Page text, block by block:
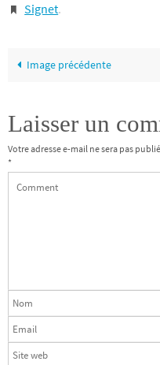
Signet.
Image précédente
Laisser un
Votre adresse e-mail ne sera pas
*